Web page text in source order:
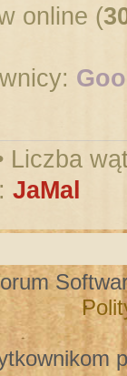
online (
Liczba
JaMal